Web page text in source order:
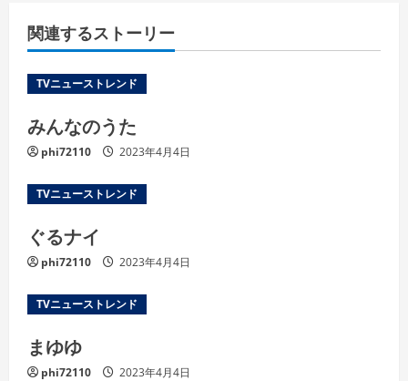
関連するストーリー
TVニューストレンド
みんなのうた
phi72110 2023年4月4日
TVニューストレンド
ぐるナイ
phi72110 2023年4月4日
TVニューストレンド
まゆゆ
phi72110 2023年4月4日